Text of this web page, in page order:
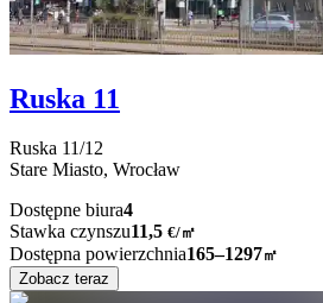
Ruska 11
Ruska 11/12
Stare Miasto, Wrocław
Dostępne biura4
Stawka czynszu11,5 €/㎡
Dostępna powierzchnia165–1297㎡
Zobacz teraz